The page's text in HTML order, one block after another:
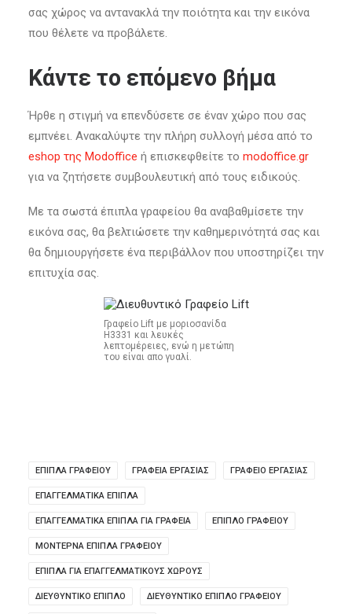
σας χώρος να αντανακλά την ποιότητα και την εικόνα
που θέλετε να προβάλετε.
Κάντε το επόμενο βήμα
Ήρθε η στιγμή να επενδύσετε σε έναν χώρο που σας
εμπνέει. Ανακαλύψτε την πλήρη συλλογή μέσα από το
eshop της Modoffice ή επισκεφθείτε το modoffice.gr
για να ζητήσετε συμβουλευτική από τους ειδικούς.
Με τα σωστά έπιπλα γραφείου θα αναβαθμίσετε την
εικόνα σας, θα βελτιώσετε την καθημερινότητά σας και
θα δημιουργήσετε ένα περιβάλλον που υποστηρίζει την
επιτυχία σας.
Γραφείο Lift με μοριοσανίδα
H3331 και λευκές
λεπτομέρειες, ενώ η μετώπη
του είναι απο γυαλί.
ΈΠΙΠΛΑ ΓΡΑΦΕΊΟΥ ΓΡΑΦΕΊΑ ΕΡΓΑΣΊΑΣ ΓΡΑΦΕΙΟ ΕΡΓΑΣΙΑΣ
ΕΠΑΓΓΕΛΜΑΤΙΚΆ ΈΠΙΠΛΑ
ΕΠΑΓΓΕΛΜΑΤΙΚΆ ΈΠΙΠΛΑ ΓΙΑ ΓΡΑΦΕΊΑ ΕΠΙΠΛΟ ΓΡΑΦΕΙΟΥ
ΜΟΝΤΈΡΝΑ ΈΠΙΠΛΑ ΓΡΑΦΕΊΟΥ
ΈΠΙΠΛΑ ΓΙΑ ΕΠΑΓΓΕΛΜΑΤΙΚΟΎΣ ΧΏΡΟΥΣ
ΔΙΕΥΘΥΝΤΙΚΌ ΈΠΙΠΛΟ ΔΙΕΥΘΥΝΤΙΚΌ ΈΠΙΠΛΟ ΓΡΑΦΕΊΟΥ